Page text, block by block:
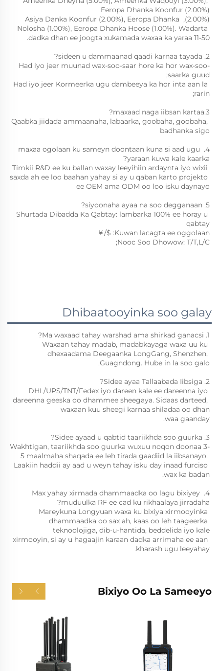
Eeropa Dhanka Koonfur (2.00%)
(2.00%), Asiya Danka Koonfur (2.00%), Eeropa Dhanka
Nolosha (1.00%), Eeropa Dhanka Hoose (1.00%). Wadarta
dadka dhan ee joogta xukamada waxaa ka yaraa 11-50.
2. sideen u dammaanad qaadi karnaa tayada?
Had iyo jeer muunad wax-soo-saar hore ka hor wax-soo-
saarka guud;
Had iyo jeer Kormeerka ugu dambeeya ka hor inta aan la
rarin;
3.maxaad naga iibsan kartaa?
Qaabka jiidada ammaanaha, labaarka, goobaha, goobaha,
badhanka sigo
4. maxaa ogolaan ku sameyn doontaan kuna si aad ugu
yaraan kuwa kale kaarka?
Timkii R&D ee ku ballan waxay leeyihiin ardaynta iyo wixii
saxda ah ee loo baahan yahay si ay u qaban karto projekto
ee OEM ama ODM oo loo isku daynayo
5. siyoonaha ayaa na soo degganaan?
Shurtada Dibadda Ka Qabtay: lambarka 100% ee horay u
qabtay
Kuwan lacagta ee oggolaan:
$/￥
Nooc Soo Dhowow: T/T,L/C;
Dhibaatooyinka soo galay
1. Ma waxaad tahay warshad ama shirkad ganacsi?
Waxaan tahay madab, madabkayaga waxa uu ku
dhexaadama Deegaanka LongGang, Shenzhen,
Guagndong. Hube in la soo galo.
2. Sidee ayaa Tallaabada Iibsiga?
DHL/UPS/TNT/Fedex iyo dareen kale ee dareenna iyo
dareenna geeska oo dhammee sheegaya. Sidaas darteed,
waxaan kuu sheegi karnaa shiladaa oo dhan
waa gaanday.
3. Sidee ayaad u qabtid taariikhda soo guurka?
Wakhtigan, taariikhda soo guurka wuxuu noqon doonaa 3-
5 maalmaha shaqada ee leh tirada gaadiid la iibsanayo.
Laakiin haddii ay aad u weyn tahay isku day inaad furciso
wax ka badan.
4. Max yahay xirmada dhammaadka oo lagu bixiyey
muduulka RF ee cad ku rikhaalaya jirradaha?
Mareykuna Longyuan waxa ku bixiya xirmooyinka
dhammaadka oo sax ah, kaas oo leh taageerka
teknoolojiga, dib-u-hantida, beddelida iyo kale
xirmooyin, si ay u hagaajin karaan dadka arrimaha ee aan
kharash ugu leeyahay.
Bixiyo Oo La Sameeyo